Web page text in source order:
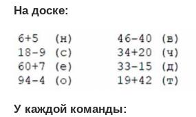
На доске:
У каждой команды: